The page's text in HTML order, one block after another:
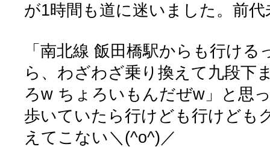
が1時間も道に迷いました。前
「南北線 飯田橋駅からも行け
ら、わざわざ乗り換えて九段下
ろw ちょろいもんだぜw」と思
歩いていたら行けども行けども
えてこない＼(^o^)／